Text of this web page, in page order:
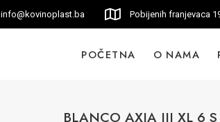
info@kovinoplast.ba Pobijenih franjevaca
POČETNA O NAMA
BLANCO AXIA III XL 6